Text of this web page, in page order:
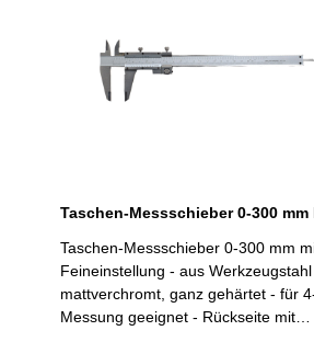
Taschen-Messschieber 0-300 mm
Feineinstellung - aus Werkzeugstahl
mattverchromt, ganz gehärtet - für
Messung geeignet - Rückseite mit